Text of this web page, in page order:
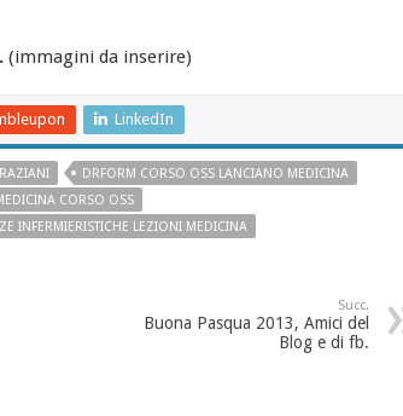
(immagini da inserire)
LinkedIn
DRFORM CORSO OSS LANCIANO MEDICINA
CORSO OSS
INFERMIERISTICHE LEZIONI MEDICINA
Succ.
Buona Pasqua 2013, Amici del
Blog e di fb.